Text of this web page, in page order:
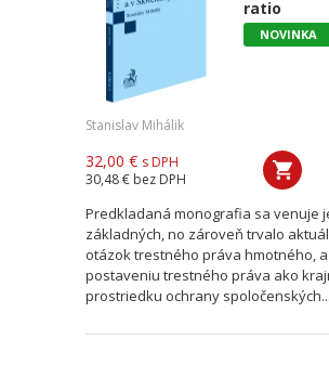
ratio
NOVINKA
Stanislav Mihálik
32,00 € s DPH
30,48 € bez DPH
Predkladaná monografia sa venuje
základných, no zároveň trvalo
otázok trestného práva hmotného,
postaveniu trestného práva ako
prostriedku ochrany spoločenských...